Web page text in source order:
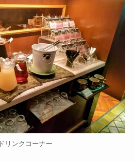
ドリンクコーナー